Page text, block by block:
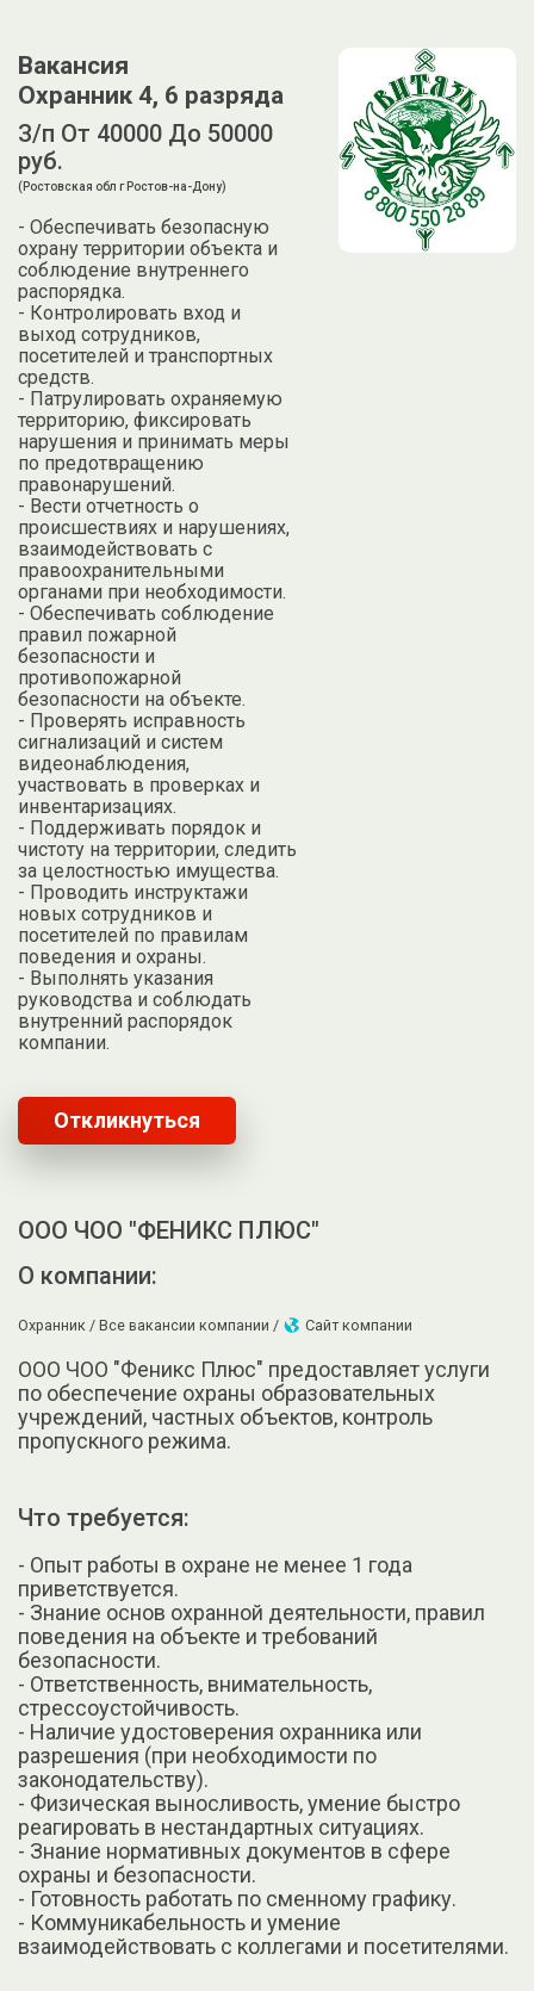
Вакансия
Охранник 4, 6 разряда
З/п От 40000 До 50000
руб.
(Ростовская обл г Ростов-на-Дону)
- Обеспечивать безопасную
охрану территории объекта и
соблюдение внутреннего
распорядка.
- Контролировать вход и
выход сотрудников,
посетителей и транспортных
средств.
- Патрулировать охраняемую
территорию, фиксировать
нарушения и принимать меры
по предотвращению
правонарушений.
- Вести отчетность о
происшествиях и нарушениях,
взаимодействовать с
правоохранительными
органами при необходимости.
- Обеспечивать соблюдение
правил пожарной
безопасности и
противопожарной
безопасности на объекте.
- Проверять исправность
сигнализаций и систем
видеонаблюдения,
участвовать в проверках и
инвентаризациях.
- Поддерживать порядок и
чистоту на территории, следить
за целостностью имущества.
- Проводить инструктажи
новых сотрудников и
посетителей по правилам
поведения и охраны.
- Выполнять указания
руководства и соблюдать
внутренний распорядок
компании.
Откликнуться
ООО ЧОО "ФЕНИКС ПЛЮС"
О компании:
Охранник / Все вакансии компании / Сайт компании
ООО ЧОО "Феникс Плюс" предоставляет услуги
по обеспечение охраны образовательных
учреждений, частных объектов, контроль
пропускного режима.
Что требуется:
- Опыт работы в охране не менее 1 года
приветствуется.
- Знание основ охранной деятельности, правил
поведения на объекте и требований
безопасности.
- Ответственность, внимательность,
стрессоустойчивость.
- Наличие удостоверения охранника или
разрешения (при необходимости по
законодательству).
- Физическая выносливость, умение быстро
реагировать в нестандартных ситуациях.
- Знание нормативных документов в сфере
охраны и безопасности.
- Готовность работать по сменному графику.
- Коммуникабельность и умение
взаимодействовать с коллегами и посетителями.